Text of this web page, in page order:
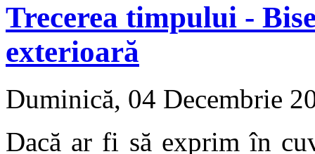
Trecerea timpului -
exterioară
Duminică, 04 Decembrie
Dacă ar fi să exprim în